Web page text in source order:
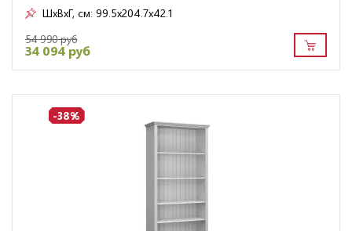
ШxВxГ, см: 99.5x204.7x42.1
54 990 руб
34 094 руб
-38%